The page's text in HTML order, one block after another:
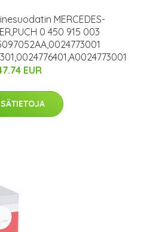
MERCEDES-
0 450 915 003
EUR